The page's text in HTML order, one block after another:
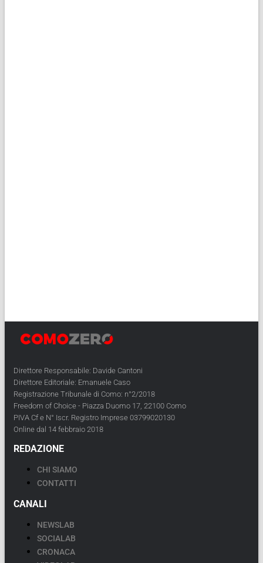
Direttore Responsabile: Davide Cantoni
Direttore Editoriale: Emanuele Caso
Registrazione Tribunale di Como: n°2/2018
Freedom of Choice - Piazza Duomo 17, 22100 Como
PIVA Cf e N° Iscr. Registro Imprese 03799020130
Online dal 14 febbraio 2018
REDAZIONE
CHI SIAMO
CONTATTI
CANALI
NEWSLAB
SOCIALAB
CRONACA